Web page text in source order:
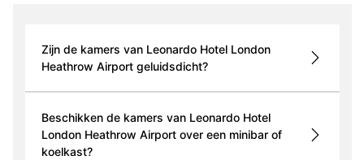
Zijn de kamers van Leonardo Hotel London
Heathrow Airport geluidsdicht?
Beschikken de kamers van Leonardo Hotel
London Heathrow Airport over een minibar of
koelkast?